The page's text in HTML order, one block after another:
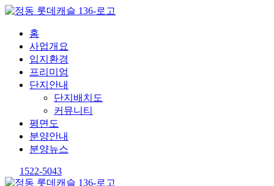
홈
사업개요
입지환경
프리미엄
단지안내
단지배치도
커뮤니티
평면도
분양안내
분양뉴스
1522-5043